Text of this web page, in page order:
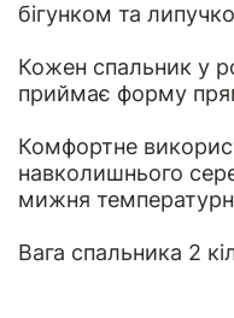
бігунком та
Кожен спальник у
приймає форму
Комфортне
навколишнього
мижня
Вага спальника 2